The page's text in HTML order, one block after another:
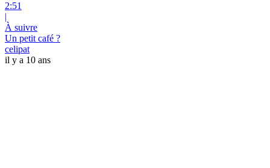
2:51
|
À suivre
Un petit café ?
celipat
il y a 10 ans